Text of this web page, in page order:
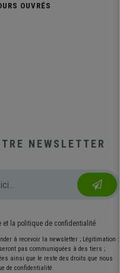
OUVRÉS
NEWSLETTER
et la politique de confidentialité
à recevoir la newsletter ; Légitimation :
pas communiquées à des tiers ;
ainsi que le reste des droits que nous
de confidentialité.